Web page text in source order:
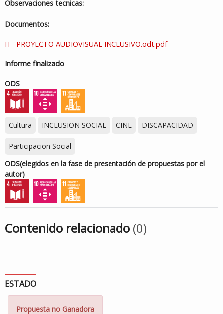
Observaciones tecnicas:
Documentos:
IT- PROYECTO AUDIOVISUAL INCLUSIVO.odt.pdf
Informe finalizado
ODS
Cultura INCLUSION SOCIAL CINE DISCAPACIDAD
Participacion Social
ODS(elegidos en la fase de presentación de propuestas por el
autor)
Contenido relacionado (0)
ESTADO
Propuesta no Ganadora